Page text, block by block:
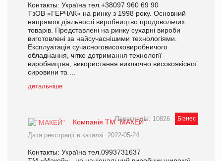
Контакты: Україна тел.+38097 960 69 90
ТзОВ «ГЕРЧАК» на ринку з 1998 року. Основний
напрямок діяльності виробництво продовольчих
товарів. Представлені на ринку сухарні вироби
виготовлені за найсучаснішими технологіями.
Експлуатація сучасноговисоковиробничого
обладнання, чітке дотримання технології
виробництва, використання виключно високоякісної
сировини та ...
детальніше
Переглядів: 10826 Бізнес
Компанія ТМ "МАКЕЙ"
Дата реєстрації в каталзі: 2022-05-24
Контакты: Україна тел.0993731637